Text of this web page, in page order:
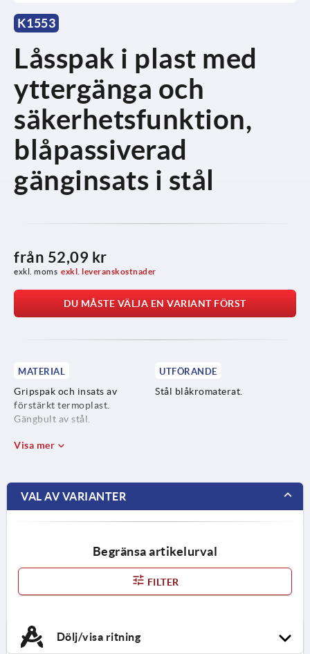
K1553
Låsspak i plast med
yttergänga och
säkerhetsfunktion,
blåpassiverad
gänginsats i stål
från 52,09 kr
exkl. moms exkl. leveranskostnader
DU MÅSTE VÄLJA EN VARIANT FÖRST
MATERIAL
Gripspak och insats av
förstärkt termoplast.
Gängbult av stål.
UTFÖRANDE
Stål blåkromaterat.
Visa mer
VAL AV VARIANTER
Begränsa artikelurval
FILTER
Dölj/visa ritning